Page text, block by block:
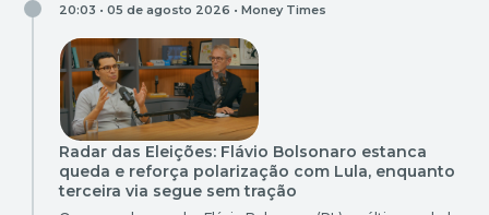
20:03 • 05 de agosto 2026 • Money Times
Radar das Eleições: Flávio Bolsonaro estanca
queda e reforça polarização com Lula, enquanto
terceira via segue sem tração